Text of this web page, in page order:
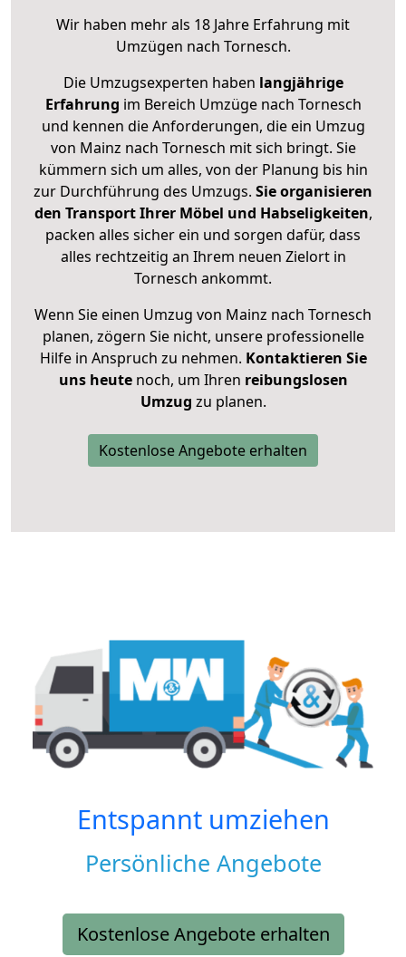
Wir haben mehr als 18 Jahre Erfahrung mit
Umzügen nach Tornesch.
Die Umzugsexperten haben langjährige
Erfahrung im Bereich Umzüge nach Tornesch
und kennen die Anforderungen, die ein Umzug
von Mainz nach Tornesch mit sich bringt. Sie
kümmern sich um alles, von der Planung bis hin
zur Durchführung des Umzugs. Sie organisieren
den Transport Ihrer Möbel und Habseligkeiten,
packen alles sicher ein und sorgen dafür, dass
alles rechtzeitig an Ihrem neuen Zielort in
Tornesch ankommt.
Wenn Sie einen Umzug von Mainz nach Tornesch
planen, zögern Sie nicht, unsere professionelle
Hilfe in Anspruch zu nehmen. Kontaktieren Sie
uns heutenoch, um Ihren reibungslosen
Umzug zu planen.
Kostenlose Angebote erhalten
Entspannt umziehen
Persönliche Angebote
Kostenlose Angebote erhalten